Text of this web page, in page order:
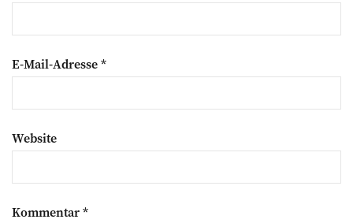
E-Mail-Adresse*
Website
Kommentar*